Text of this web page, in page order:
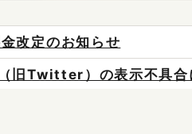
改定のお知らせ
旧Twitter）の表示不具合